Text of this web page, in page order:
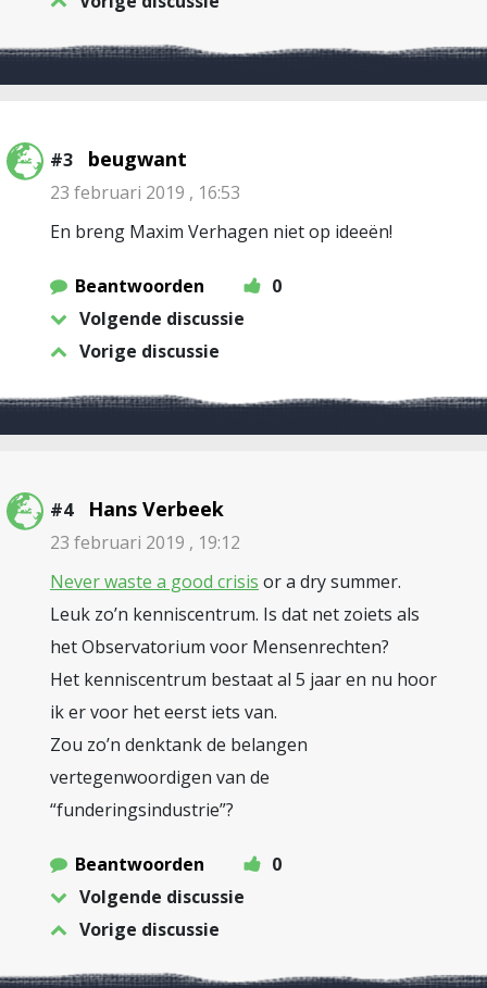
#3 beugwant
23 februari 2019 , 16:53
En breng Maxim Verhagen niet op ideeën!
Beantwoorden
0
Volgende discussie
Vorige discussie
#4 Hans Verbeek
23 februari 2019 , 19:12
Never waste a good crisis or a dry summer.
Leuk zo’n kenniscentrum. Is dat net zoiets als
het Observatorium voor Mensenrechten?
Het kenniscentrum bestaat al 5 jaar en nu hoor
ik er voor het eerst iets van.
Zou zo’n denktank de belangen
vertegenwoordigen van de
“funderingsindustrie”?
Beantwoorden
0
Volgende discussie
Vorige discussie